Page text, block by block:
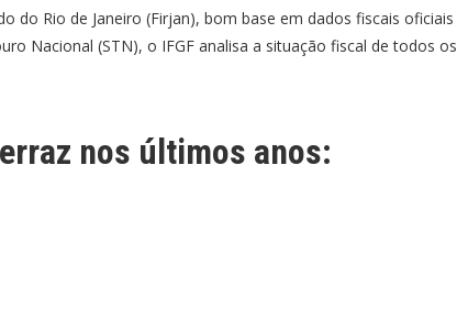
do Rio de Janeiro (Firjan), bom base em dados fiscais oficiais
Nacional (STN), o IFGF analisa a situação fiscal de todos os
nos últimos anos: